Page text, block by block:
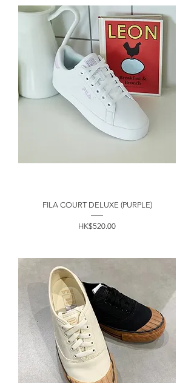
FILA COURT DELUXE (PURPLE)
價格
HK$520.00